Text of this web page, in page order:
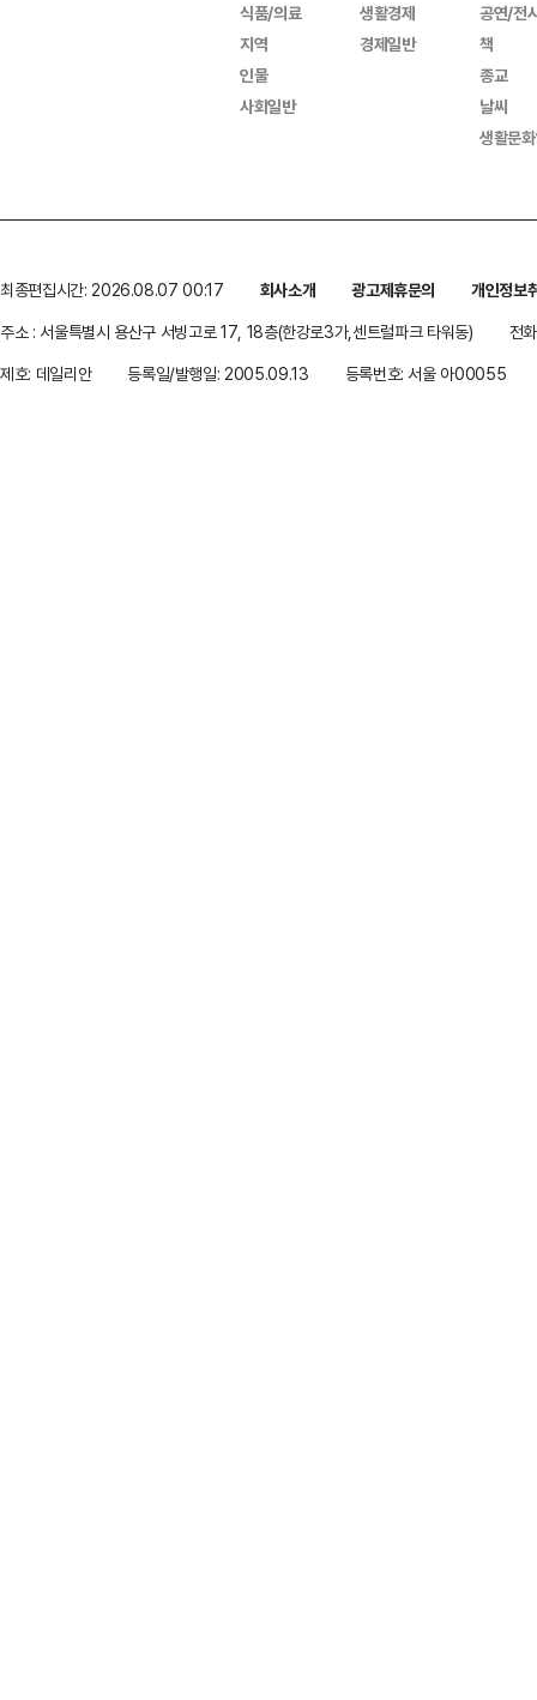
식품/의료
지역
인물
사회일반
생활경제
경제일반
공연/전
책
종교
날씨
생활문
최종편집시간: 2026.08.07 00:17 회사소개 광고제휴문의
개인정보
주소 : 서울특별시 용산구 서빙고로 17, 18층(한강로3가,센트럴파크 타워동)
전
제호: 데일리안
등록일/발행일: 2005.09.13 등록번호: 서울 아00055